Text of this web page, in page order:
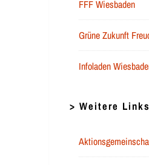
FFF Wiesbaden
Grüne Zukunft
Infoladen
> Weitere Links